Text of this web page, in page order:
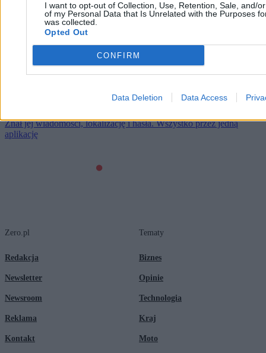
I want to opt-out of Collection, Use, Retention, Sale, and/
of my Personal Data that Is Unrelated with the Purposes
was collected.
Opted Out
CONFIRM
Data Deletion Data Access
Arkadiusz Dziermański
10.04.2026
Najpopularniejsze
FBI odzyskało usunięte wiadomości z komunikatora Signal na
Znał jej wiadomości, lokalizację i hasła. Wszystko przez jedną
aplikację
Zero.pl
Redakcja
Newsletter
Newsroom
Reklama
Kontakt
Tematy
Biznes
Opinie
Technologia
Kraj
Moto